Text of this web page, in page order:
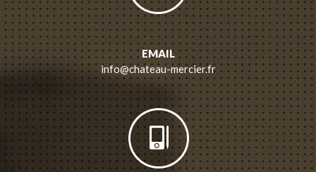
EMAIL
info@chateau-mercier.fr